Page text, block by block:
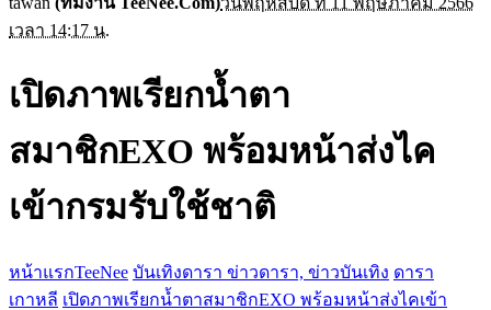
เวลา 14:17 น.
เปิดภาพเรียกน้ำตา
สมาชิกEXO พร้อมหน้าส่งไค
เข้ากรมรับใช้ชาติ
หน้าแรกTeeNee บันเทิงดารา ข่าวดารา, ข่าวบันเทิง ดารา
เกาหลี เปิดภาพเรียกน้ำตาสมาชิกEXO พร้อมหน้าส่งไคเข้า